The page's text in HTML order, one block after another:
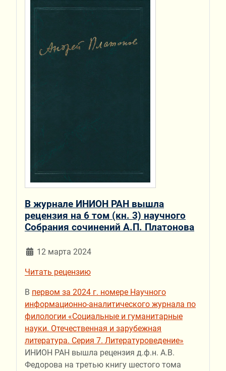
В журнале ИНИОН РАН вышла
рецензия на 6 том (кн. 3) научного
Собрания сочинений А.П. Платонова
12 марта 2024
Читать рецензию
В первом за 2024 г. номере Научного
информационно-аналитического журнала по
филологии «Социальные и гуманитарные
науки. Отечественная и зарубежная
литература. Серия 7. Литературоведение»
ИНИОН РАН вышла рецензия д.ф.н. А.В.
Федорова на третью книгу шестого тома